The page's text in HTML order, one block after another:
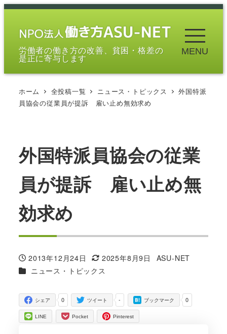
メ
労働者の働き方の改善、貧困・格差の
是正に寄与します
MENU
ホーム 全投稿一覧 ニュース・トピックス
外国特派
員協会の従業員が提訴 雇い止め無効求め
外国特派員協会の従業
員が提訴 雇い止め無
効求め
投稿日
2013年12月24日
更新日
2025年8月9日
著
ASU-NET
カテゴリー
ニュース・トピックス
0
シェア -
ツイート 0
ブックマーク
LINE Pocket Pinterest